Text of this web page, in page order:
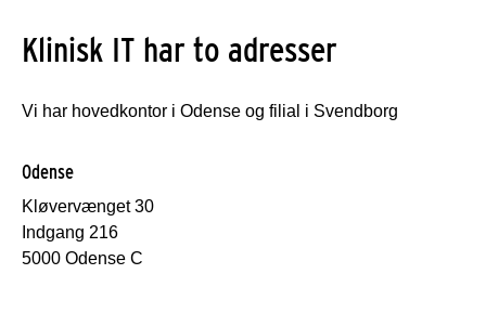
Klinisk IT har to adresser
Vi har hovedkontor i Odense og filial i Svendborg
Odense
Kløvervænget 30
Indgang 216
5000 Odense C